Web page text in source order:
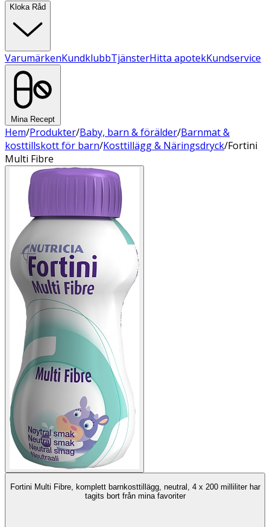
Kloka Råd
VarumärkenKundklubbTjänsterHitta apotekKundservice
Mina Recept
Hem/Produkter/Baby, barn & förälder/Barnmat &
kosttillskott för barn/Kosttillägg & Näringsdryck/Fortini
Multi Fibre
Fortini Multi Fibre, komplett barnkosttillägg, neutral, 4 x 200 milliliter har
tagits bort från mina favoriter